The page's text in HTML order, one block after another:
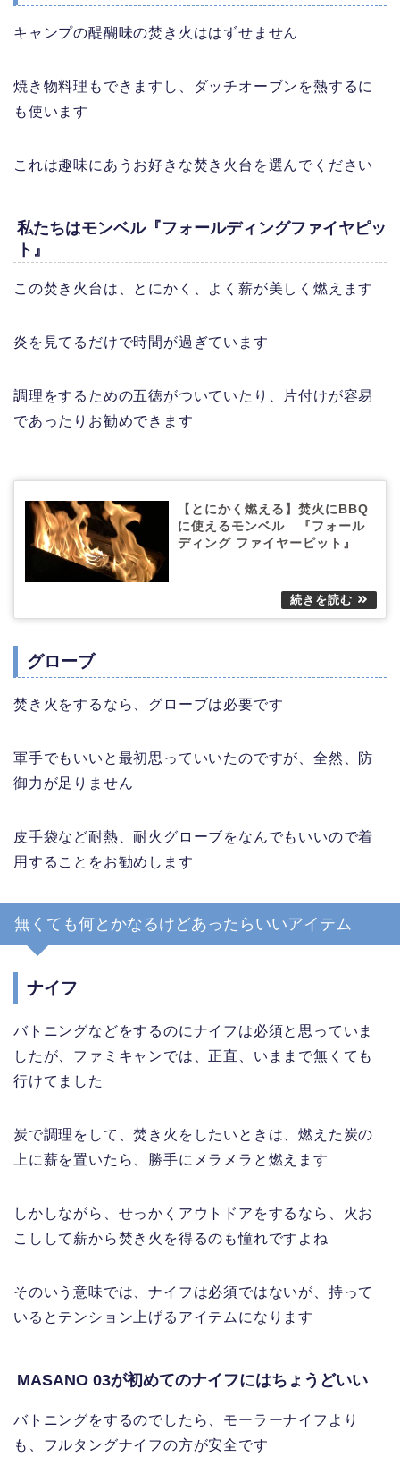
キャンプの醍醐味の焚き火ははずせません
焼き物料理もできますし、ダッチオーブンを熱するに
も使います
これは趣味にあうお好きな焚き火台を選んでください
私たちはモンベル『フォールディングファイヤピッ
ト』
この焚き火台は、とにかく、よく薪が美しく燃えます
炎を見てるだけで時間が過ぎています
調理をするための五徳がついていたり、片付けが容易
であったりお勧めできます
【とにかく燃える】焚火にBBQ
に使えるモンベル 『フォール
ディング ファイヤーピット』
グローブ
焚き火をするなら、グローブは必要です
軍手でもいいと最初思っていいたのですが、全然、防
御力が足りません
皮手袋など耐熱、耐火グローブをなんでもいいので着
用することをお勧めします
無くても何とかなるけどあったらいいアイテム
ナイフ
バトニングなどをするのにナイフは必須と思っていま
したが、ファミキャンでは、正直、いままで無くても
行けてました
炭で調理をして、焚き火をしたいときは、燃えた炭の
上に薪を置いたら、勝手にメラメラと燃えます
しかしながら、せっかくアウトドアをするなら、火お
こしして薪から焚き火を得るのも憧れですよね
そのいう意味では、ナイフは必須ではないが、持って
いるとテンション上げるアイテムになります
MASANO 03が初めてのナイフにはちょうどいい
バトニングをするのでしたら、モーラーナイフより
も、フルタングナイフの方が安全です